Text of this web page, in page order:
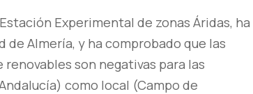
Experimental de zonas Áridas, ha
Almería, y ha comprobado que las
son negativas para las
como local (Campo de